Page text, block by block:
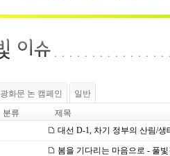
광화문 논 캠페인 일반
분류 제목
대선 D-1, 차기 정부의 산림/
봄을 기다리는 마음으로 - 풀